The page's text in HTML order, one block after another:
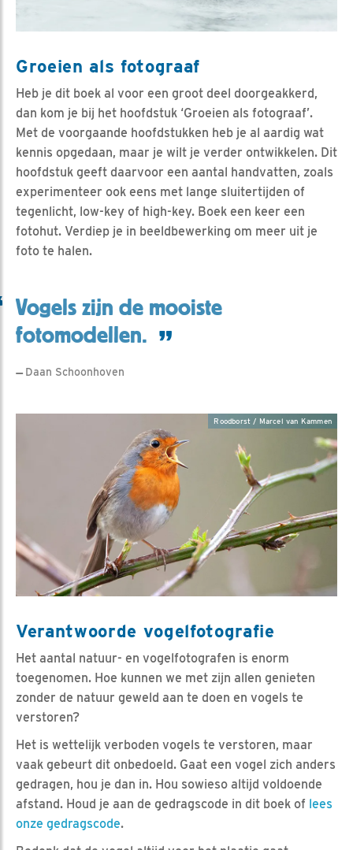
Groeien als fotograaf
Heb je dit boek al voor een groot deel doorgeakkerd,
dan kom je bij het hoofdstuk ‘Groeien als fotograaf’.
Met de voorgaande hoofdstukken heb je al aardig wat
kennis opgedaan, maar je wilt je verder ontwikkelen. Dit
hoofdstuk geeft daarvoor een aantal handvatten, zoals
experimenteer ook eens met lange sluitertijden of
tegenlicht, low-key of high-key. Boek een keer een
fotohut. Verdiep je in beeldbewerking om meer uit je
foto te halen.
Vogels zijn de mooiste
fotomodellen.
Daan Schoonhoven
Roodborst / Marcel van Kammen
Verantwoorde vogelfotografie
Het aantal natuur- en vogelfotografen is enorm
toegenomen. Hoe kunnen we met zijn allen genieten
zonder de natuur geweld aan te doen en vogels te
verstoren?
Het is wettelijk verboden vogels te verstoren, maar
vaak gebeurt dit onbedoeld. Gaat een vogel zich anders
gedragen, hou je dan in. Hou sowieso altijd voldoende
afstand. Houd je aan de gedragscode in dit boek of lees
onze gedragscode.